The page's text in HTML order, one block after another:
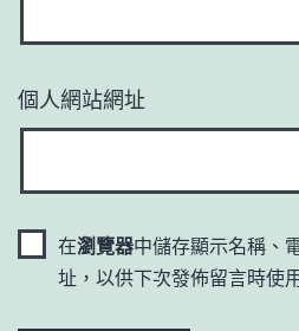
個人網站網址
在瀏覽器中儲存顯示名稱、
址，以供下次發佈留言時使